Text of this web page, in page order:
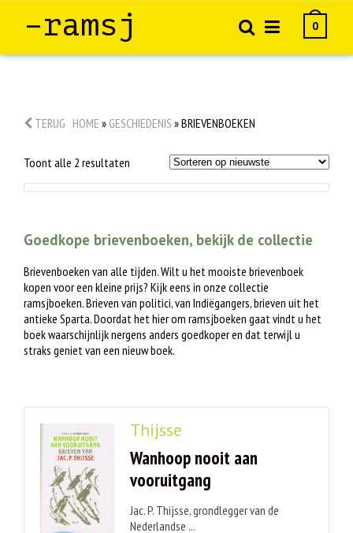
–ramsj 0
TERUG HOME » GESCHIEDENIS »BRIEVENBOEKEN
Toont alle 2 resultaten Gesorteerd
nieuwste
Goedkope brievenboeken, bekijk de collectie
Brievenboeken van alle tijden. Wilt u het mooiste brievenboek
kopen voor een kleine prijs? Kijk eens in onze collectie
ramsjboeken. Brieven van politici, van Indiëgangers, brieven uit het
antieke Sparta. Doordat het hier om ramsjboeken gaat vindt u het
boek waarschijnlijk nergens anders goedkoper en dat terwijl u
straks geniet van een nieuw boek.
Thijsse
Wanhoop nooit aan
vooruitgang
Jac. P. Thijsse, grondlegger van de
Nederlandse ...